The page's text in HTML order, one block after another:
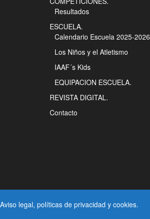
Resultados
ESCUELA.
Calendario Escuela 2025-2026
Los Niños y el Atletismo
IAAF´s Kids
EQUIPACION ESCUELA.
REVISTA DIGITAL.
Contacto
Aviso legal, políticas de privacidad y cookies.